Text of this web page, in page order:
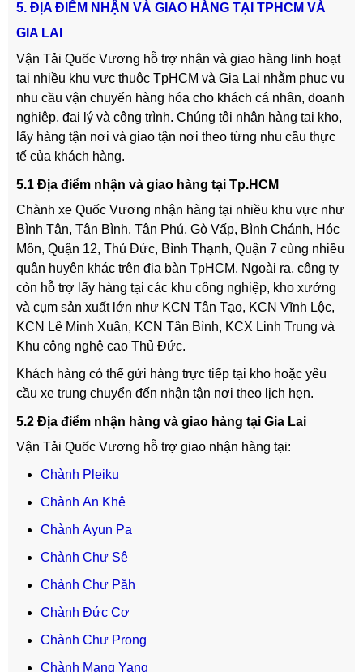
5. ĐỊA ĐIỂM NHẬN VÀ GIAO HÀNG TẠI TPHCM VÀ
GIA LAI
Vận Tải Quốc Vương hỗ trợ nhận và giao hàng linh hoạt
tại nhiều khu vực thuộc TpHCM và Gia Lai nhằm phục vụ
nhu cầu vận chuyển hàng hóa cho khách cá nhân, doanh
nghiệp, đại lý và công trình. Chúng tôi nhận hàng tại kho,
lấy hàng tận nơi và giao tận nơi theo từng nhu cầu thực
tế của khách hàng.
5.1 Địa điểm nhận và giao hàng tại Tp.HCM
Chành xe Quốc Vương nhận hàng tại nhiều khu vực như
Bình Tân, Tân Bình, Tân Phú, Gò Vấp, Bình Chánh, Hóc
Môn, Quận 12, Thủ Đức, Bình Thạnh, Quận 7 cùng nhiều
quận huyện khác trên địa bàn TpHCM. Ngoài ra, công ty
còn hỗ trợ lấy hàng tại các khu công nghiệp, kho xưởng
và cụm sản xuất lớn như KCN Tân Tạo, KCN Vĩnh Lộc,
KCN Lê Minh Xuân, KCN Tân Bình, KCX Linh Trung và
Khu công nghệ cao Thủ Đức.
Khách hàng có thể gửi hàng trực tiếp tại kho hoặc yêu
cầu xe trung chuyển đến nhận tận nơi theo lịch hẹn.
5.2 Địa điểm nhận hàng và giao hàng tại Gia Lai
Vận Tải Quốc Vương hỗ trợ giao nhận hàng tại:
Chành Pleiku
Chành An Khê
Chành Ayun Pa
Chành Chư Sê
Chành Chư Păh
Chành Đức Cơ
Chành Chư Prong
Chành Mang Yang